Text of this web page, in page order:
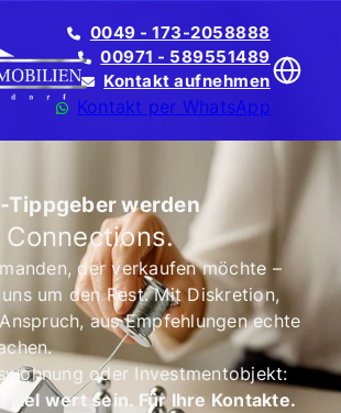
0049 - 173-2058888
00971 - 589551489
Kontakt aufnehmen
Kontakt per WhatsApp
Translate
Tippgeber werden
der verkaufen möchte –
um den Rest. Mit Diskretion,
aus Empfehlungen echte
oder Investmentobjekt:
viel wert sein. Für Ihre Kontakte.